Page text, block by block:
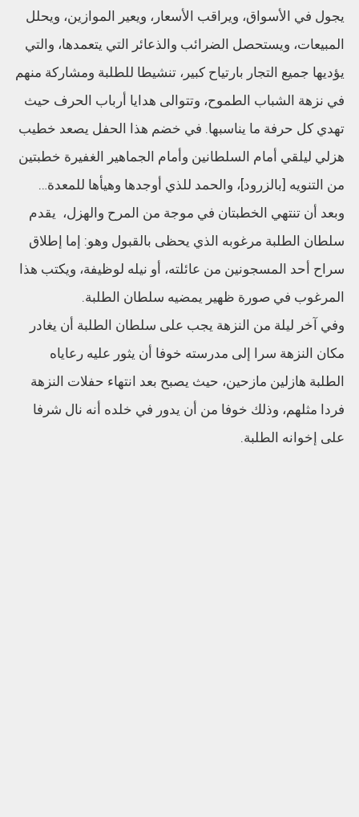
يجول في الأسواق، ويراقب الأسعار، ويعير الموازين، ويحلل
المبيعات، ويستحصل الضرائب والذعائر التي يتعمدها، والتي
يؤديها جميع التجار بارتياح كبير، تنشيطا للطلبة ومشاركة منهم
في نزهة الشباب الطموح، وتتوالى هدايا أرباب الحرف حيث
تهدي كل حرفة ما يناسبها. في خضم هذا الحفل يصعد خطيب
هزلي ليلقي أمام السلطانين وأمام الجماهير الغفيرة خطبتين
من التنويه [بالزرود]، والحمد للذي أوجدها وهيأها للمعدة…
وبعد أن تنتهي الخطبتان في موجة من المرح والهزل، يقدم
سلطان الطلبة مرغوبه الذي يحظى بالقبول وهو: إما إطلاق
سراح أحد المسجونين من عائلته، أو نيله لوظيفة، ويكتب هذا
المرغوب في صورة ظهير يمضيه سلطان الطلبة.
وفي آخر ليلة من النزهة يجب على سلطان الطلبة أن يغادر
مكان النزهة سرا إلى مدرسته خوفا أن يثور عليه رعاياه
الطلبة هازلين مازحين، حيث يصبح بعد انتهاء حفلات النزهة
فردا مثلهم، وذلك خوفا من أن يدور في خلده أنه نال شرفا
على إخوانه الطلبة.